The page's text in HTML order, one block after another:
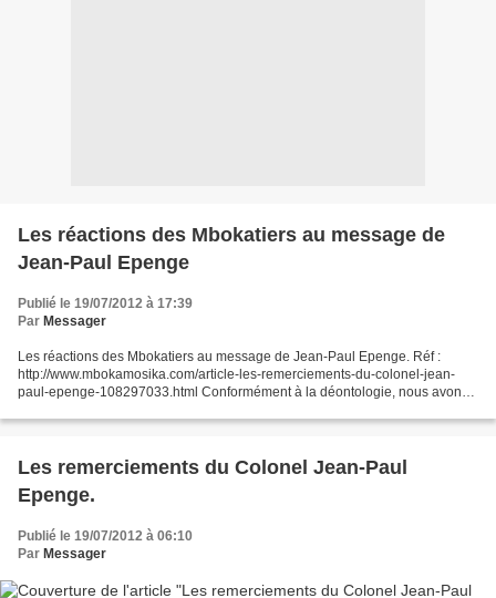
Les réactions des Mbokatiers au message de
Jean-Paul Epenge
Publié le 19/07/2012 à 17:39
Par Messager
Les réactions des Mbokatiers au message de Jean-Paul Epenge. Réf :
http://www.mbokamosika.com/article-les-remerciements-du-colonel-jean-
paul-epenge-108297033.html Conformément à la déontologie, nous avons
Les remerciements du Colonel Jean-Paul
Epenge.
Publié le 19/07/2012 à 06:10
Par Messager